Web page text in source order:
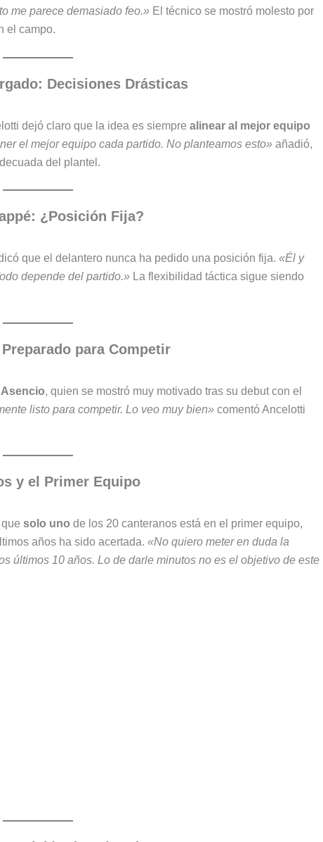
me parece demasiado feo.» El técnico se mostró molesto por
el campo.
Decisiones Drásticas
dejó claro que la idea es siempre alinear al mejor equipo
el mejor equipo cada partido. No planteamos esto» añadió,
del plantel.
¿Posición Fija?
que el delantero nunca ha pedido una posición fija. «Él y
depende del partido.» La flexibilidad táctica sigue siendo
para Competir
Asencio, quien se mostró muy motivado tras su debut con el
listo para competir. Lo veo muy bien» comentó Ancelotti
y el Primer Equipo
solo uno de los 20 canteranos está en el primer equipo,
años ha sido acertada. «No quiero meter en duda la
últimos 10 años. Lo de darle minutos no es el objetivo de este